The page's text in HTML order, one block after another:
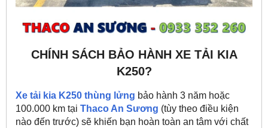
CHÍNH SÁCH BẢO HÀNH XE TẢI KIA
K250?
Xe tải kia K250 thùng lửng bảo hành 3 năm hoặc
100.000 km tại Thaco An Sương (tùy theo điều kiện
nào đến trước) sẽ khiến bạn hoàn toàn an tâm với chất